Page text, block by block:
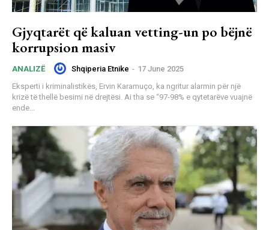
Gjyqtarët që kaluan vetting-un po bëjnë
korrupsion masiv
ANALIZË Shqiperia Etnike - 17 June 2025
Eksperti i kriminalistikës, Ervin Karamuço, ka ngritur alarmin për një
krizë të thellë besimi në drejtësi. Ai tha se “97-98% e qytetarëve vuajnë
ende...